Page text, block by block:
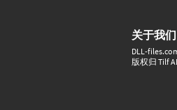
关于我们
版权归 Tilf